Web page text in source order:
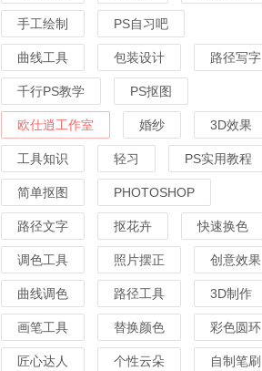
手工绘制 PS自习吧
曲线工具 包装设计 路径写字
千行PS教学 PS抠图
欧仕逍工作室 婚纱 3D效果
工具知识 轻习 PS实用教程
简单抠图 PHOTOSHOP
路径文字 抠花卉 快速换色
调色工具 照片摆正 创意效果
曲线调色 路径工具 3D制作
画笔工具 替换颜色 彩色圆环
匠心达人 个性云朵 自制笔刷